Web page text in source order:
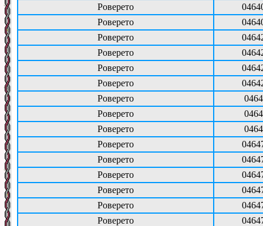
Роверето
Роверето
Роверето
Роверето
Роверето
Роверето
Роверето
Роверето
Роверето
Роверето
Роверето
Роверето
Роверето
Роверето
Роверето